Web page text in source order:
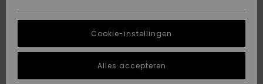
Highlights
Highlights
gesprek om het
snelste
vraag te
krijgen.
DUURZAAMHEID
STORE LOCATOR
Cookie-instellingen
Alles accepteren